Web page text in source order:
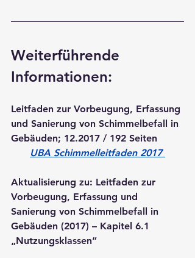
Weiterführende
Informationen:
Leitfaden zur Vorbeugung, Erfassung
und Sanierung von Schimmelbefall in
Gebäuden; 12.2017 / 192 Seiten
UBA Schimmelleitfaden 2017
Aktualisierung zu: Leitfaden zur
Vorbeugung, Erfassung und
Sanierung von Schimmelbefall in
Gebäuden (2017) – Kapitel 6.1
„Nutzungsklassen“